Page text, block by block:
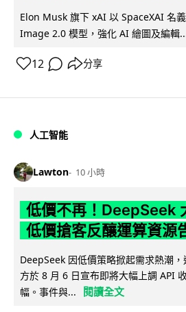
Elon Musk 旗下 xAI 以 SpaceXAI 名
Image 2.0 模型，強化 AI 繪圖及編輯
12 分享
人工智能
Lawton 10 小時
低價不再！DeepSeek
低價搶客反釀運算資源
DeepSeek 因低價策略掀起需求熱潮
方於 8 月 6 日宣布即將大幅上調 API
幅。事件與...
閱讀全文